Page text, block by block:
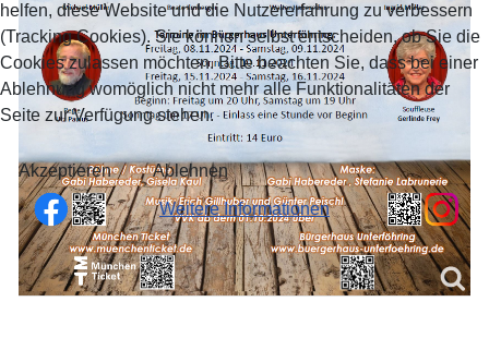
helfen, diese Website und die Nutzererfahrung zu verbessern
(Tracking Cookies). Sie können selbst entscheiden, ob Sie die
Cookies zulassen möchten. Bitte beachten Sie, dass bei einer
Ablehnung womöglich nicht mehr alle Funktionalitäten der
Seite zur Verfügung stehen.
Akzeptieren Ablehnen
Weitere Informationen